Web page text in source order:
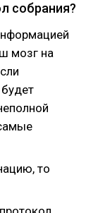
собрания?
мозг на
то